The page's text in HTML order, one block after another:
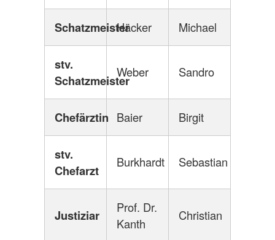
SchatzmeisterHäcker Michael
stv.
Schatzmeister
Weber Sandro
Chefärztin Baier Birgit
stv.
Chefarzt
Burkhardt Sebastian
Justiziar
Prof. Dr.
Kanth
Christian